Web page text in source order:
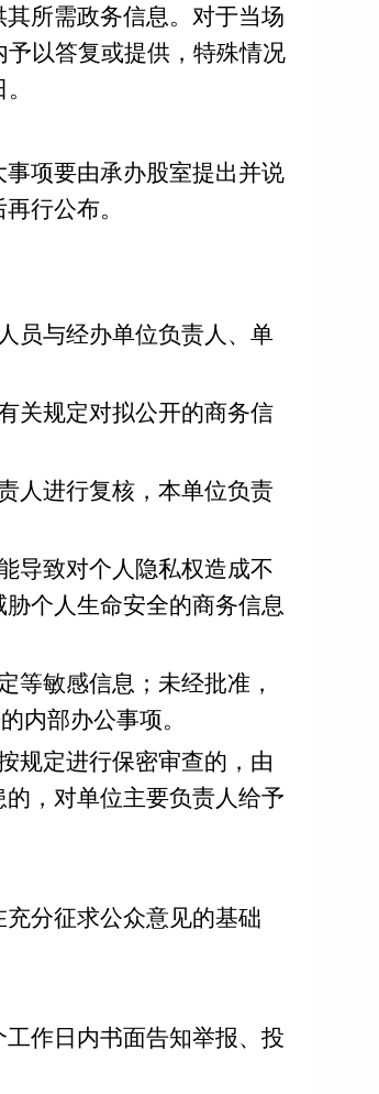
所需政务信息。对于当场
予以答复或提供，特殊情况
项要由承办股室提出并说
行公布。
员与经办单位负责人、单
关规定对拟公开的商务信
人进行复核，本单位负责
导致对个人隐私权造成不
个人生命安全的商务信息
敏感信息；未经批准，
内部办公事项。
规定进行保密审查的，由
，对单位主要负责人给予
分征求公众意见的基础
工作日内书面告知举报、投